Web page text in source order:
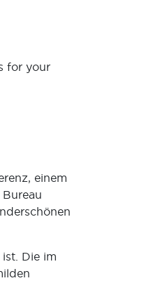
for your
einem
Die im